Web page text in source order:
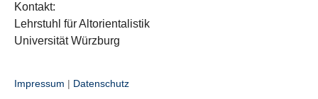
Kontakt:
Lehrstuhl für Altorientalistik
Universität Würzburg
Impressum | Datenschutz